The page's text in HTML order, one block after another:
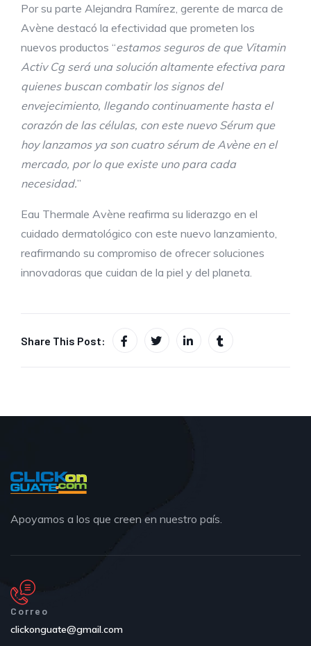
Por su parte Alejandra Ramírez, gerente de marca de
Avène destacó la efectividad que prometen los
nuevos productos “estamos seguros de que Vitamin
Activ Cg será una solución altamente efectiva para
quienes buscan combatir los signos del
envejecimiento, llegando continuamente hasta el
corazón de las células, con este nuevo Sérum que
hoy lanzamos ya son cuatro sérum de Avène en el
mercado, por lo que existe uno para cada
necesidad.”
Eau Thermale Avène reafirma su liderazgo en el
cuidado dermatológico con este nuevo lanzamiento,
reafirmando su compromiso de ofrecer soluciones
innovadoras que cuidan de la piel y del planeta.
Share This Post:
Apoyamos a los que creen en nuestro país.
Correo
clickonguate@gmail.com